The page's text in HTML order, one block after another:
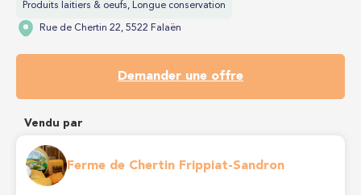
Produits laitiers & oeufs, Longue conservation
Rue de Chertin 22, 5522 Falaën
Demander une offre
Vendu par
Ferme de Chertin Frippiat-Sandron